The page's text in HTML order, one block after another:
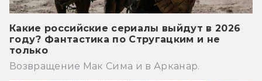
Какие российские сериалы выйдут в 2026
году? Фантастика по Стругацким и не
только
Возвращение Мак Сима и в Арканар.